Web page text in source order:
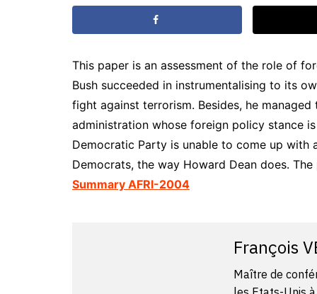
This paper is an assessment of the role of
Bush succeeded in instrumentalising to its
fight against terrorism. Besides, he
administration whose foreign policy stance
Democratic Party is unable to come up with
Democrats, the way Howard Dean does.
Summary AFRI-2004
François
Maître de